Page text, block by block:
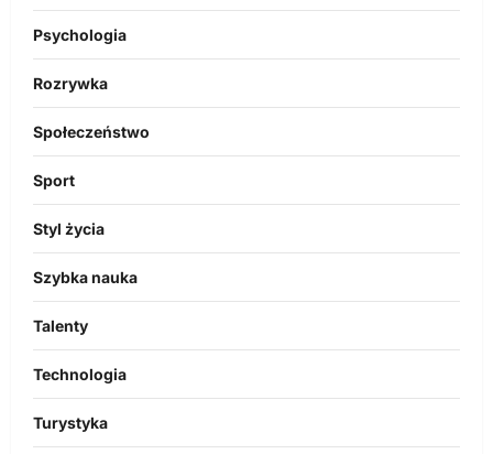
Psychologia
Rozrywka
Społeczeństwo
Sport
Styl życia
Szybka nauka
Talenty
Technologia
Turystyka